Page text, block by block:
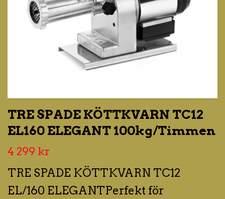
TRE SPADE KÖTTKVARN TC12
EL160 ELEGANT 100kg/Timmen
4 299 kr
TRE SPADE KÖTTKVARN TC12
EL/160 ELEGANTPerfekt för